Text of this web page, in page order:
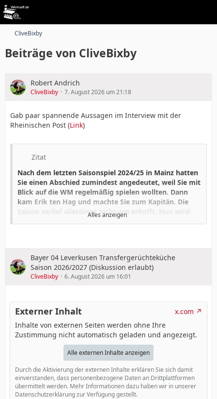
CliveBixby
Beiträge von CliveBixby
Robert Andrich
CliveBixby 7. August 2026 um 21:18
Gab paar spannende Aussagen im Interview mit der
Rheinischen Post (Link)
Zitat
Nach dem letzten Saisonspiel 2024/25 in Mainz hatten
Sie einen Abschied zumindest angedeutet, weil Sie mit
Blick auf die WM regelmäßig spielen wollten. Dann
kam Erik ten Hag und machte Sie zum Kapitän. Die
Saison verlief allerdings nicht wie erhofft. Nun wird
erneut über Ihre Zukunft gesprochen. Wie sehen Sie
geschrieben oder gesagt wird. Solange ich das Gefühl
habe, sportlich wichtig zu sein, suche ich nicht von mir
aus etwas Neues. Trotzdem schaut jeder Spieler, wohin
bestmögliche Position zu bringen und dem Trainer zu
zeigen, dass ich spielen möchte. Sollte der Trainer oder
die Vereinsführung irgendwann zu einer anderen
Einschätzung kommen, muss man darüber reden. Ich
ordne solche Situationen gern ehrlich und nach
sportlichen Kriterien ein. Im Moment sehe ich keinen
Grund, mich nach etwas Neuem umzuschauen.
Natürlich gibt es Interessenten. Sie melden sich bei
meinem Berater, und er informiert mich darüber. Ich
sage dann: schön, aber ich bin hier. So ist das Geschäft.
Alles anzeigen
Bayer 04 Leverkusen Transfergerüchteküche
Saison 2026/2027 (Diskussion erlaubt)
CliveBixby 6. August 2026 um 16:01
Externer Inhalt
x.com
Inhalte von externen Seiten werden ohne Ihre
Zustimmung nicht automatisch geladen und angezeigt.
Alle externen Inhalte anzeigen
Durch die Aktivierung der externen Inhalte erklären Sie sich damit
einverstanden, dass personenbezogene Daten an Drittplattformen
übermittelt werden. Mehr Informationen dazu haben wir in unserer
Datenschutzerklärung zur Verfügung gestellt.